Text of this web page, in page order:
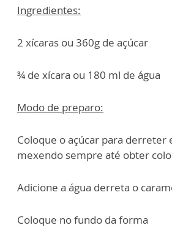
Ingredientes:
2 xícaras ou 360g de açúcar
¾ de xícara ou 180 ml de água
Modo de preparo:
Coloque o açúcar para derreter
mexendo sempre até obter
Adicione a água derreta o
Coloque no fundo da forma